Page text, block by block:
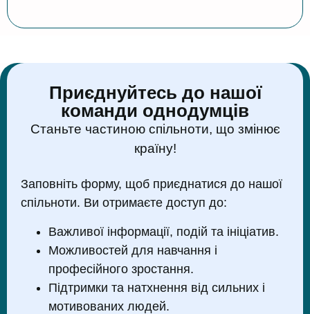
Приєднуйтесь до нашої
команди однодумців
Станьте частиною спільноти, що змінює
країну!
Заповніть форму, щоб приєднатися до нашої
спільноти. Ви отримаєте доступ до:
Важливої інформації, подій та ініціатив.
Можливостей для навчання і
професійного зростання.
Підтримки та натхнення від сильних і
мотивованих людей.